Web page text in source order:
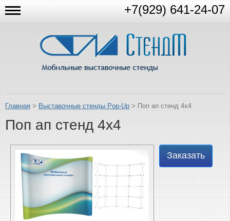
+7(929) 641-24-07
Главная > Выставочные стенды Pop-Up > Поп ап стенд 4х4
Поп ап стенд 4х4
Заказать